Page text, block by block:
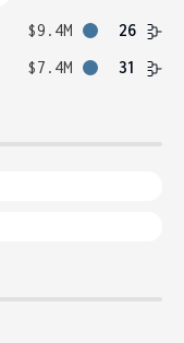
$9.4M
26
$7.4M 31